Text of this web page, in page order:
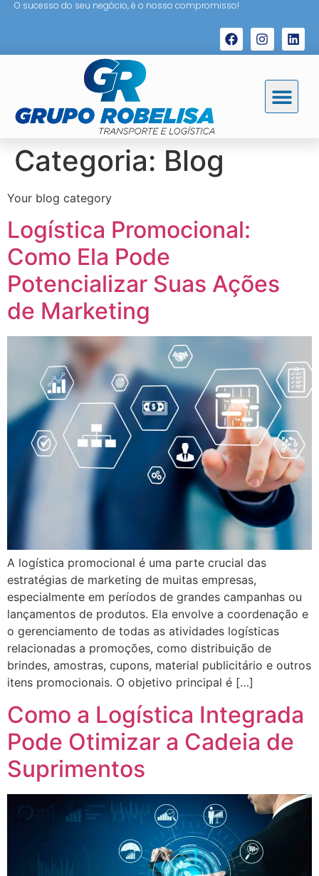
O sucesso do seu negócio, é o nosso compromisso!
Categoria: Blog
Your blog category
Logística Promocional:
Como Ela Pode
Potencializar Suas Ações
de Marketing
A logística promocional é uma parte crucial das
estratégias de marketing de muitas empresas,
especialmente em períodos de grandes campanhas ou
lançamentos de produtos. Ela envolve a coordenação e
o gerenciamento de todas as atividades logísticas
relacionadas a promoções, como distribuição de
brindes, amostras, cupons, material publicitário e outros
itens promocionais. O objetivo principal é […]
Como a Logística Integrada
Pode Otimizar a Cadeia de
Suprimentos